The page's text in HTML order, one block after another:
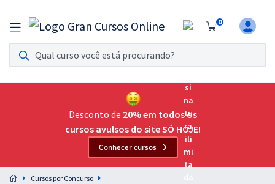
0
Assinatura Ilimitada 11
Acesso a todos os cursos. Teste grátis por 7 dias!
Assinatura OAB Até Passar
Acesso ilimitado a toda preparação para o Exame da
Preparação completa e intensiva para as principais
Desconto de 20% em todos os
cursos avulsos do site SÓ HOJE!
Conhecer cursos
Cursos por Concurso